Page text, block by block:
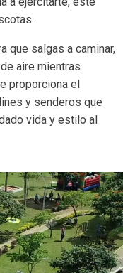
que salgas a caminar,
aire mientras
proporciona el
y senderos que
vida y estilo al